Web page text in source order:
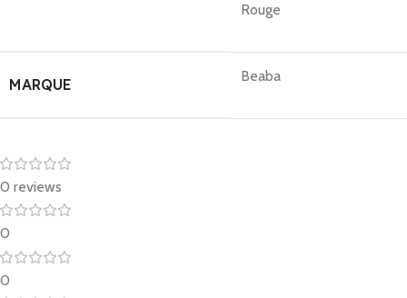
Rouge
MARQUE Beaba
0 reviews
0
0